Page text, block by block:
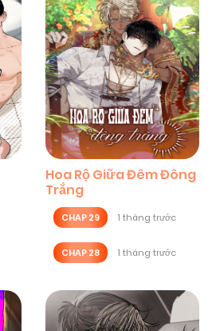
Hoa Rộ Giữa Đêm Đông
Trắng
CHAP 29 1 tháng trước
CHAP 28 1 tháng trước